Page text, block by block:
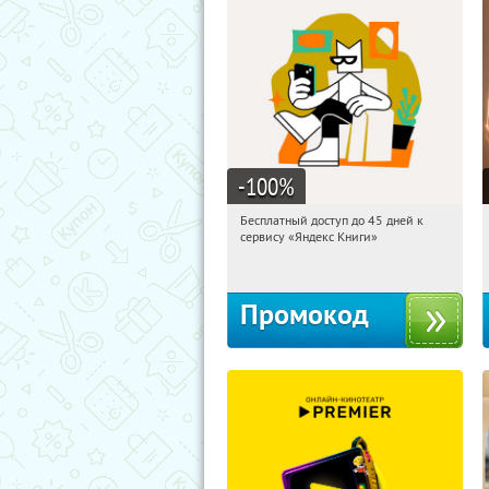
-100%
14:50:05
Получи первым!
Бесплатный доступ до 45 дней к
сервису «Яндекс Книги»
Промокод